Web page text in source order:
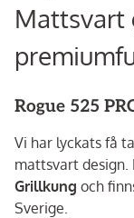
Mattsvart
Rogue 525
Vi har lyckats få
mattsvart design.
Grillkung och
Sverige.